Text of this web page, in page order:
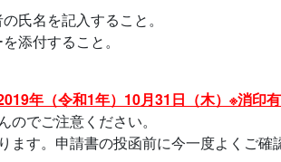
氏名を記入すること。
添付すること。
年（令和1年）10月31日（木）※消印
ご注意ください。
。申請書の投函前に今一度よくご確認